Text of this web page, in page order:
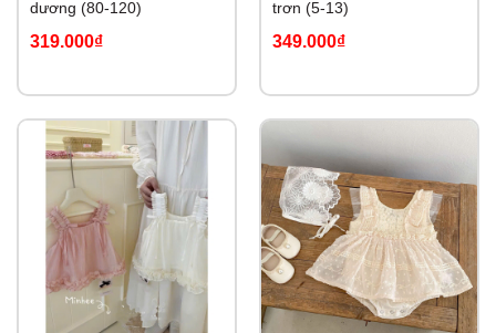
dương (80-120)
319.000₫
trơn (5-13)
349.000₫